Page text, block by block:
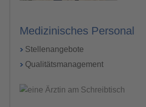
Medizinisches Personal
Stellenangebote
Qualitätsmanagement